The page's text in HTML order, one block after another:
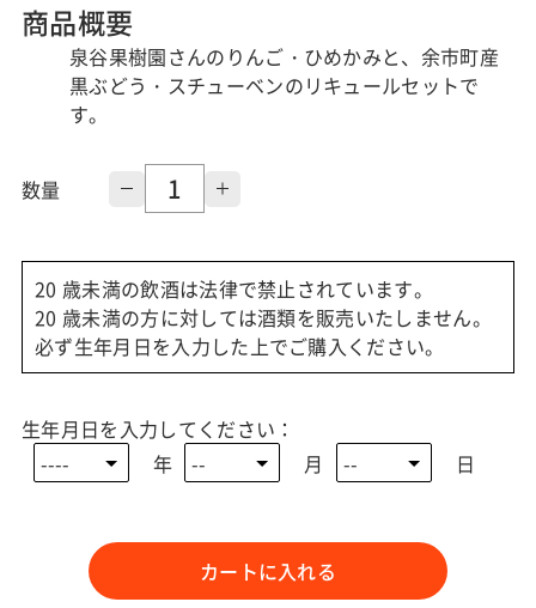
商品概要
泉谷果樹園さんのりんご・ひめかみと、余市町産
黒ぶどう・スチューベンのリキュールセットで
す。
数量
20 歳未満の飲酒は法律で禁止されています。
20 歳未満の方に対しては酒類を販売いたしません。
必ず生年月日を入力した上でご購入ください。
生年月日を入力してください：
年
月 日
カートに入れる